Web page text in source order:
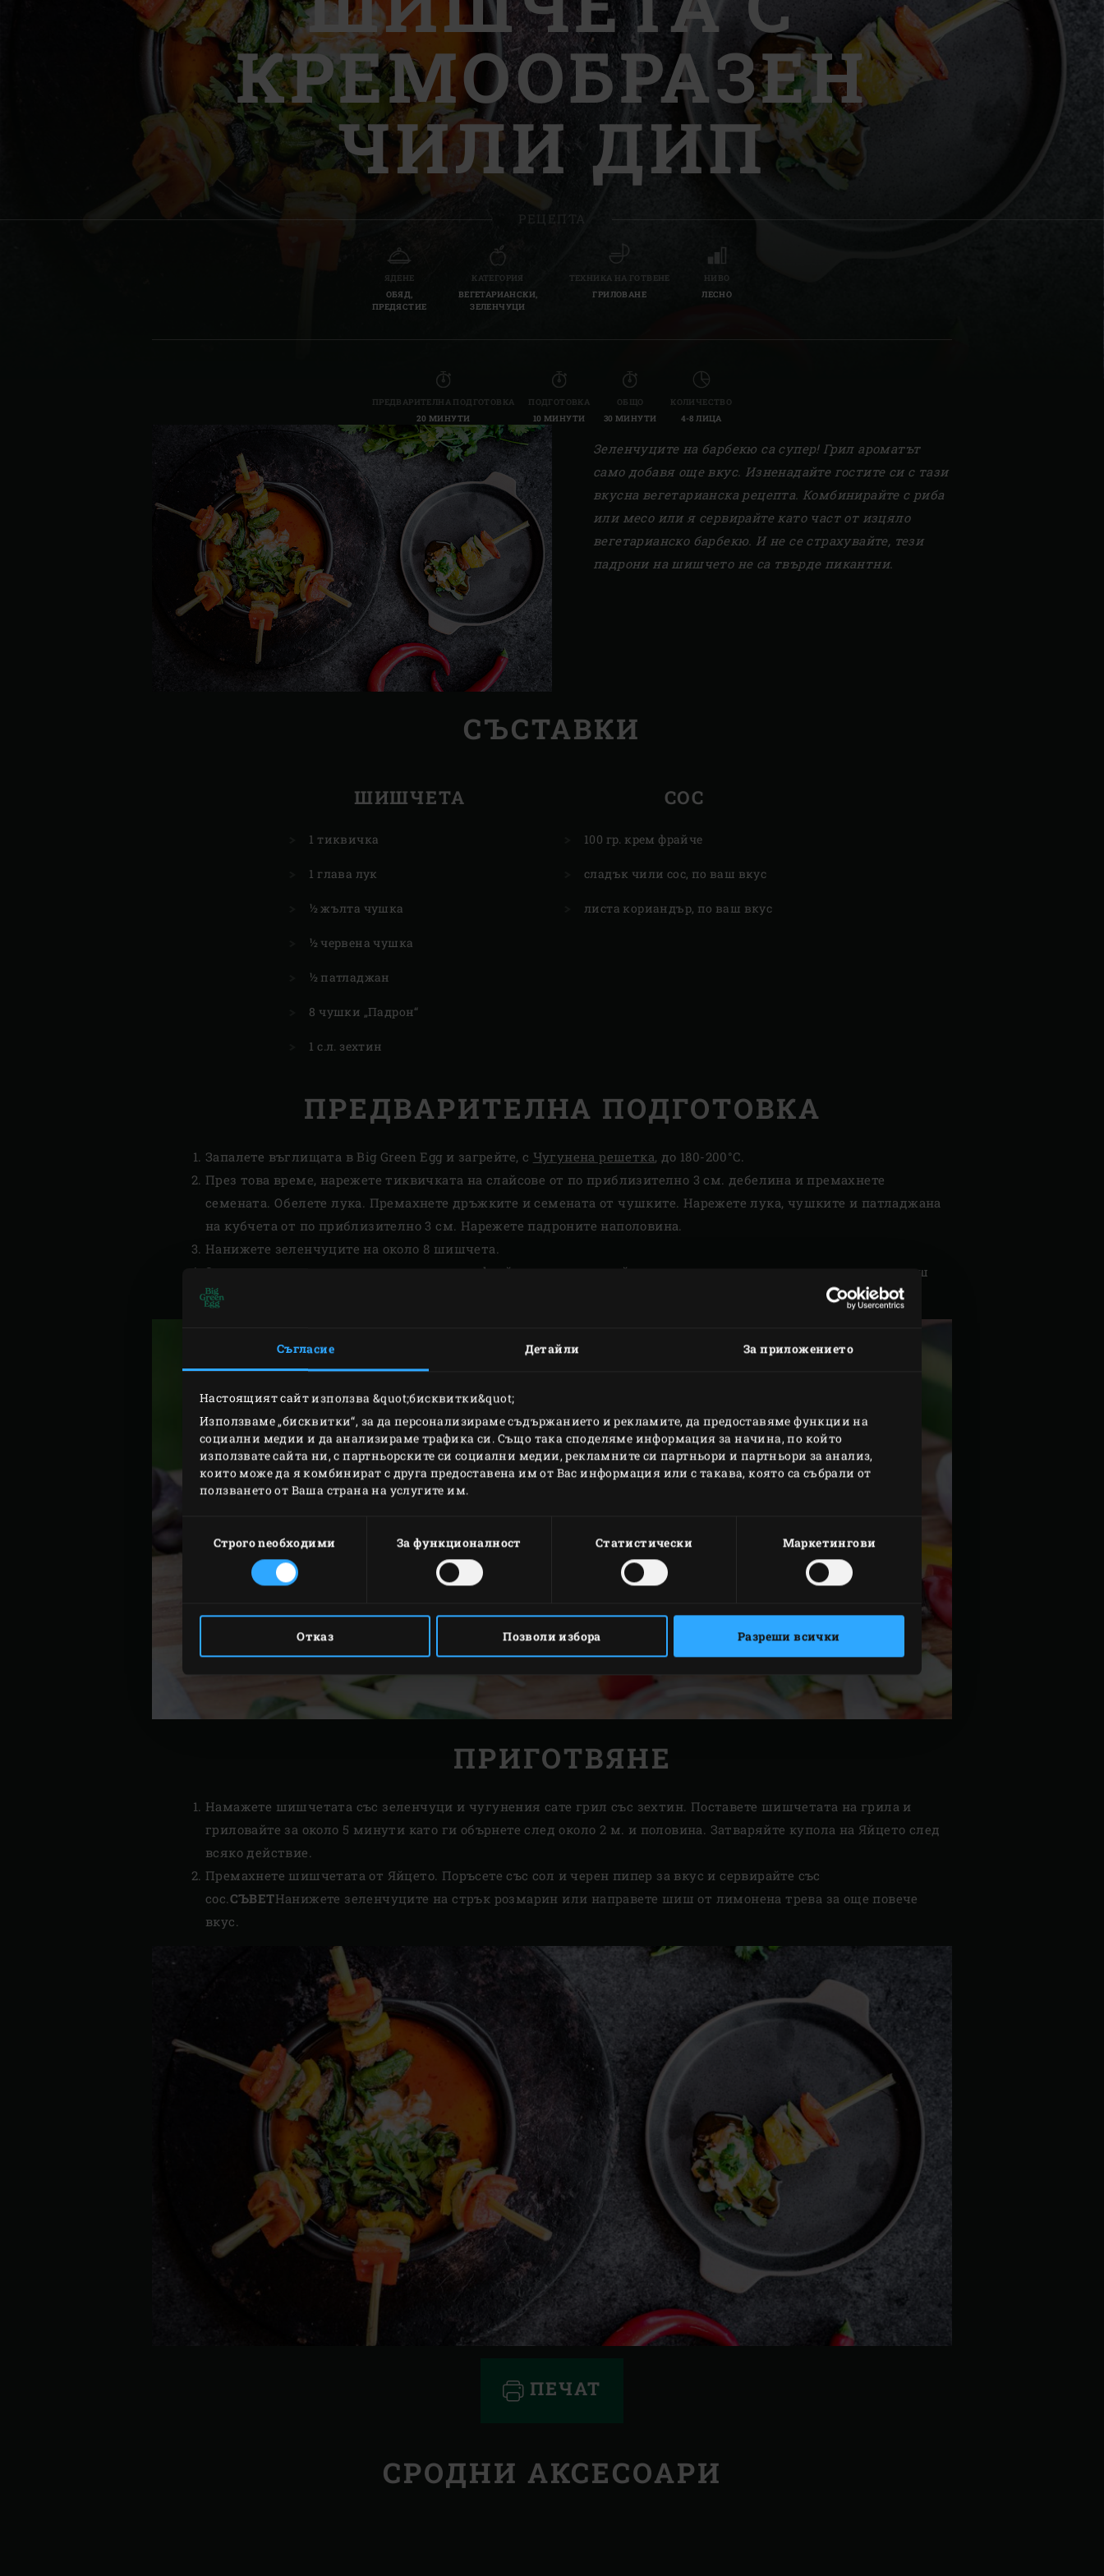
Съгласие Детайли За приложението
Настоящият сайт използва &quot;бисквитки&quot;
Използваме „бисквитки“, за да персонализираме съдържанието и рекламите, да предоставяме функции на
социални медии и да анализираме трафика си. Също така споделяме информация за начина, по който
използвате сайта ни, с партньорските си социални медии, рекламните си партньори и партньори за анализ,
които може да я комбинират с друга предоставена им от Вас информация или с такава, която са събрали от
ползването от Ваша страна на услугите им.
съгласие
Строго nеобходими За функционалност Статистически Маркетингови
Отказ Позволи избора Разреши всички
Denmark | Danmark
Estonia | Eesti
Finland | Suomi
France | France
Germany | Deutschland
Slovenia | Slovenija
Spain | España
Sweden | Sverige
Switzerland (French) | Schweiz (Français)
Switzerland | Schweiz
КРЕМООБРАЗЕН
ЧИЛИ ДИП
РЕЦЕПТА
ЯДЕНЕ
ОБЯД,
ПРЕДЯСТИЕ
КАТЕГОРИЯ
ВЕГЕТАРИАНСКИ,
ЗЕЛЕНЧУЦИ
ТЕХНИКА НА ГОТВЕНЕ
ГРИЛОВАНЕ
НИВО
ЛЕСНО
ПРЕДВАРИТЕЛНА ПОДГОТОВКА
20 МИНУТИ
ПОДГОТОВКА
10 МИНУТИ
ОБЩО
30 МИНУТИ
КОЛИЧЕСТВО
4-8 ЛИЦА
Зеленчуците на барбекю са супер! Грил ароматът
само добавя още вкус. Изненадайте гостите си с тази
вкусна вегетарианска рецепта. Комбинирайте с риба
или месо или я сервирайте като част от изцяло
вегетарианско барбекю. И не се страхувайте, тези
падрони на шишчето не са твърде пикантни.
СЪСТАВКИ
ШИШЧЕТА
1 тиквичка
1 глава лук
½ жълта чушка
½ червена чушка
½ патладжан
8 чушки „Падрон“
1 с.л. зехтин
СОС
100 гр. крем фрайче
сладък чили сос, по ваш вкус
листа кориандър, по ваш вкус
ПРЕДВАРИТЕЛНА ПОДГОТОВКА
Запалете въглищата в Big Green Egg и загрейте, с Чугунена решетка, до 180-200°C.
През това време, нарежете тиквичката на слайсове от по приблизително 3 см. дебелина и премахнете
семената. Обелете лука. Премахнете дръжките и семената от чушките. Нарежете лука, чушките и патладжана
на кубчета от по приблизително 3 см. Нарежете падроните наполовина.
Нанижете зеленчуците на около 8 шишчета.
За приготвянето на соса, изсипете крема фрайче в купа и налейте малко сладък чили сос върху него, по ваш
вкус. Нарежете на дребно листата кориандър и поръсете с тях соса.
ПРИГОТВЯНЕ
Намажете шишчетата със зеленчуци и чугунения сате грил със зехтин. Поставете шишчетата на грила и
гриловайте за около 5 минути като ги обърнете след около 2 м. и половина. Затваряйте купола на Яйцето след
всяко действие.
Премахнете шишчетата от Яйцето. Поръсете със сол и черен пипер за вкус и сервирайте със
сос.СЪВЕТНанижете зеленчуците на стрък розмарин или направете шиш от лимонена трева за още повече
вкус.
ПЕЧАТ
СРОДНИ АКСЕСОАРИ